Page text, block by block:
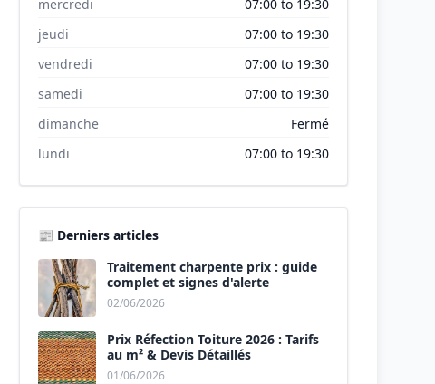
mercredi
07:00 to 19:30
jeudi
07:00 to 19:30
vendredi
07:00 to 19:30
samedi
07:00 to 19:30
dimanche
Fermé
lundi
07:00 to 19:30
📰 Derniers articles
Traitement charpente prix : guide
complet et signes d'alerte
02/06/2026
Prix Réfection Toiture 2026 : Tarifs
au m² & Devis Détaillés
01/06/2026